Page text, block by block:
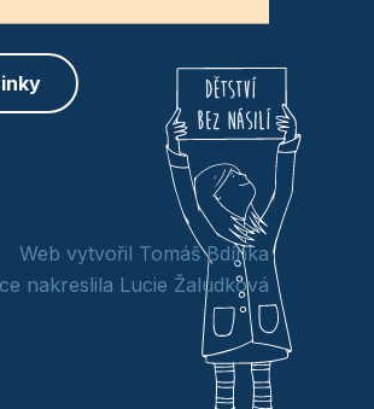
Web vytvořil Tomáš Bdínka
nakreslila Lucie Žaludková